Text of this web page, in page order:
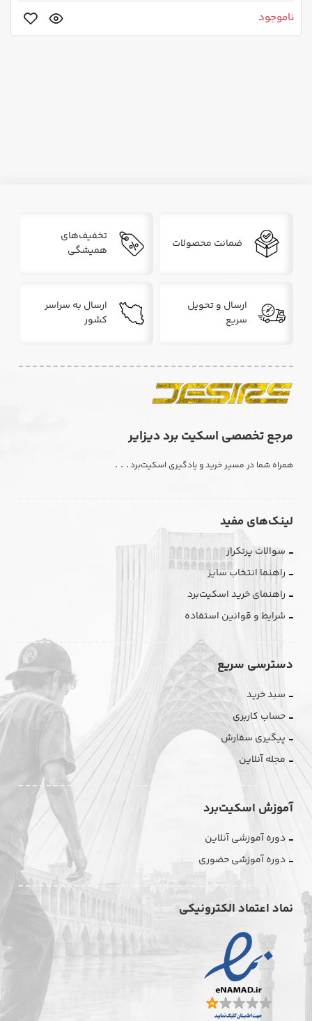
ناموجود
ضمانت محصولات
تخفیف‌های
همیشگی
ارسال و تحویل
سریع
ارسال به سراسر
کشور
مرجع تخصصی اسکیت برد دیزایر
همراه شما در مسیر خرید و یادگیری اسکیت‌برد. . .
لینک‌های مفید
سوالات پرتکرار
راهنما انتخاب سایز
راهنمای خرید اسکیت‌برد
شرایط و قوانین استفاده
دسترسی سریع
سبد خرید
حساب کاربری
پیگیری سفارش
مجله آنلاین
آموزش اسکیت‌برد
دوره آموزشی آنلاین
دوره آموزشی حضوری
نماد اعتماد الکترونیکی